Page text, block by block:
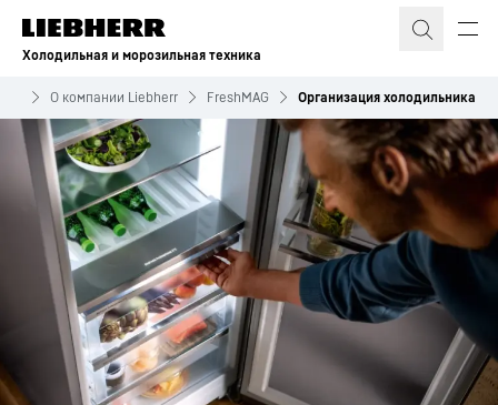
Холодильная и морозильная техника
О компании Liebherr FreshMAG Организация холодильника